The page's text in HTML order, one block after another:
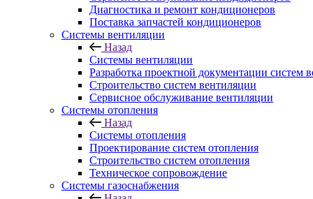
Диагностика и ремонт кондиционеров
Поставка запчастей кондиционеров
Системы вентиляции
Назад
Системы вентиляции
Разработка проектной документации систем
Строительство систем вентиляции
Сервисное обслуживание вентиляции
Системы отопления
Назад
Системы отопления
Проектирование систем отопления
Строительство систем отопления
Техническое сопровождение
Системы газоснабжения